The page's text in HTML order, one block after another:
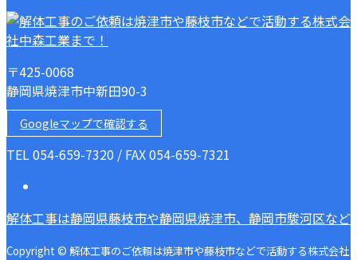
〒425-0068
静岡県焼津市中新田90-3
Googleマップで確認する
TEL 054-659-7320 / FAX 054-659-7321
解体工事は静岡県藤枝市や静岡県焼津市、静岡市駿河区な
Copyright © 解体工事のご依頼は焼津市や藤枝市などで活動する株式会社